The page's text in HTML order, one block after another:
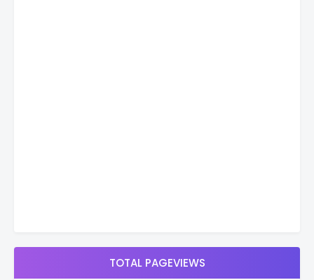
TOTAL PAGEVIEWS